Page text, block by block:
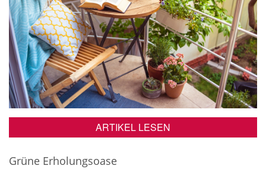
ARTIKEL LESEN
Grüne Erholungsoase